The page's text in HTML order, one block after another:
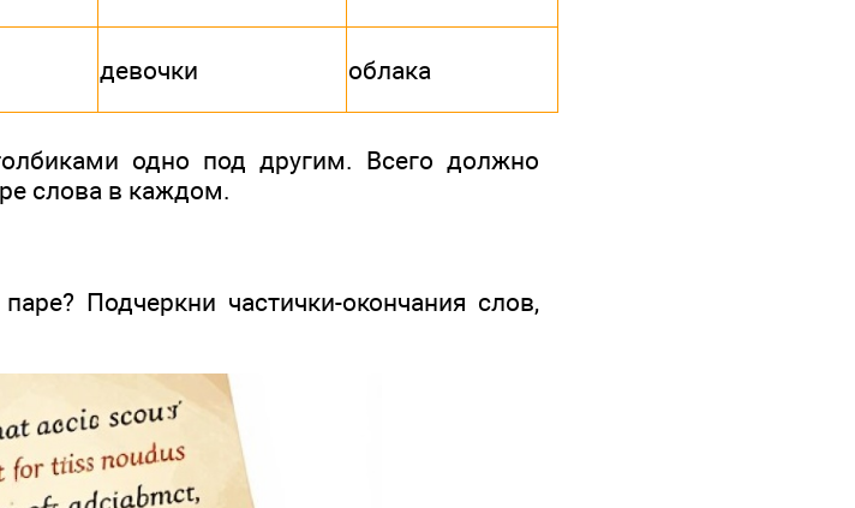
девочки облака
одно под другим. Всего должно
слова в каждом.
Подчеркни частички-окончания слов,